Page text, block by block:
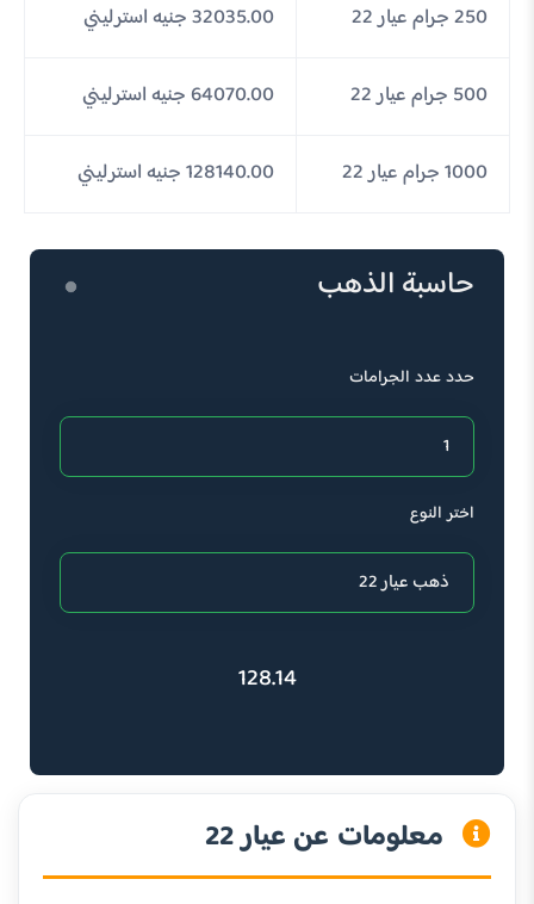
250 جرام عيار 22 32035.00 جنيه استرليني
500 جرام عيار 22 64070.00 جنيه استرليني
1000 جرام عيار 22 128140.00 جنيه استرليني
حاسبة الذهب
حدد عدد الجرامات
اختر النوع
128.14
معلومات عن عيار 22